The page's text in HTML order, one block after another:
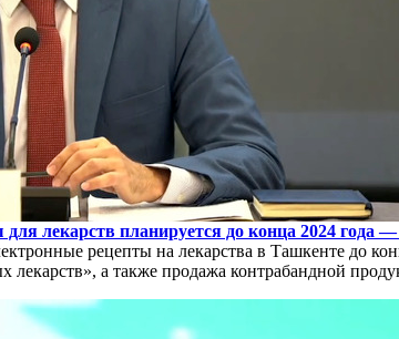
лекарств планируется до конца 2024 года
рецепты на лекарства в Ташкенте до
а также продажа контрабандной